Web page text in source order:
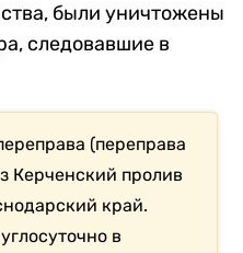
были уничтожены
следовавшие в
(переправа
Керченский пролив
край.
в